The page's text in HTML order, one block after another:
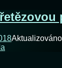
Aktualizováno